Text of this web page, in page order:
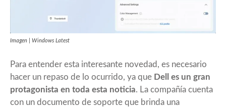
Imagen | Windows Latest
Para entender esta interesante novedad, es necesario
hacer un repaso de lo ocurrido, ya que Dell es un gran
protagonista en toda esta noticia. La compañía cuenta
con un documento de soporte que brinda una